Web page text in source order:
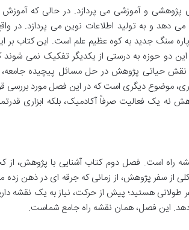
و آموزشی می پردازد. در حالی که آموزش
و به تولید اطلاعات نوین می پردازد. در
سنگ جدید به کوه عظیم علم است. این کتاب بر
این دو حوزه به درستی از یکدیگر تفکیک نمی شوند
نقش حیاتی پژوهش در حل مسائل پیچیده جامعه،
موضوع دیگری است که در این فصل مورد بررسی
نه یک فعالیت صرفاً آکادمیک، بلکه ابزاری
راه است. فصل دوم کتاب آشنایی با پژوهش، از
از سفر پژوهش، از زمانی که جرقه ای در ذهن زده
طولانی هستید؛ پیش از حرکت، نیاز به یک نقشه
این فصل، همان نقشه راه جامع شماست.